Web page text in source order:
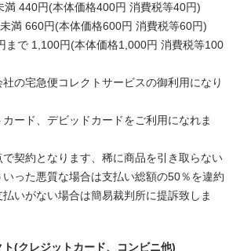
満 440円(本体価格400円 消費税等40円)
満 660円(本体価格600円 消費税等60円)
まで 1,100円(本体価格1,000円 消費税等100
の宅急便コレクトサービスの御利用になり
カード、デビッドカードをご利用になれま
契約となります、稀に商品を引き取らない
った悪質な場合は支払い総額の50％を違約
いがない場合は簡易裁判所に提訴致しま
(クレジットカード、コンビニ他)